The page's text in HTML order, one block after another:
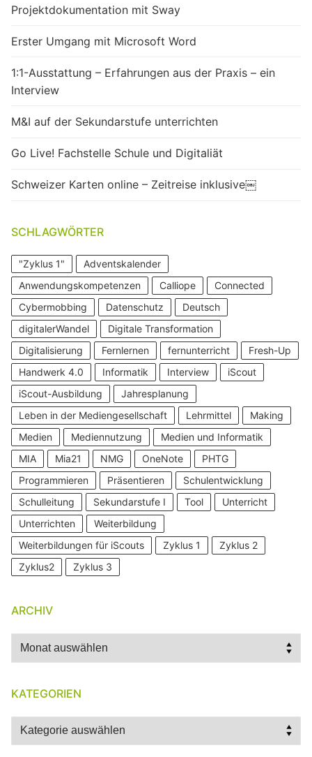
Projektdokumentation mit Sway
Erster Umgang mit Microsoft Word
1:1-Ausstattung – Erfahrungen aus der Praxis – ein
Interview
M&I auf der Sekundarstufe unterrichten
Go Live! Fachstelle Schule und Digitaliät
Schweizer Karten online – Zeitreise inklusive￼
SCHLAGWÖRTER
"Zyklus 1"
Adventskalender
Anwendungskompetenzen
Calliope
Connected
Cybermobbing
Datenschutz
Deutsch
digitalerWandel
Digitale Transformation
Digitalisierung
Fernlernen fernunterricht
Fresh-Up
Handwerk 4.0
Informatik Interview
iScout
iScout-Ausbildung
Jahresplanung
Leben in der Mediengesellschaft
Lehrmittel
Making
Medien
Mediennutzung
Medien und Informatik
MIA
Mia21 NMG OneNote
PHTG
Programmieren
Präsentieren
Schulentwicklung
Schulleitung
Sekundarstufe I Tool
Unterricht
Unterrichten
Weiterbildung
Weiterbildungen für iScouts
Zyklus 1
Zyklus 2
Zyklus2
Zyklus 3
ARCHIV
Archiv
KATEGORIEN
Kategorien